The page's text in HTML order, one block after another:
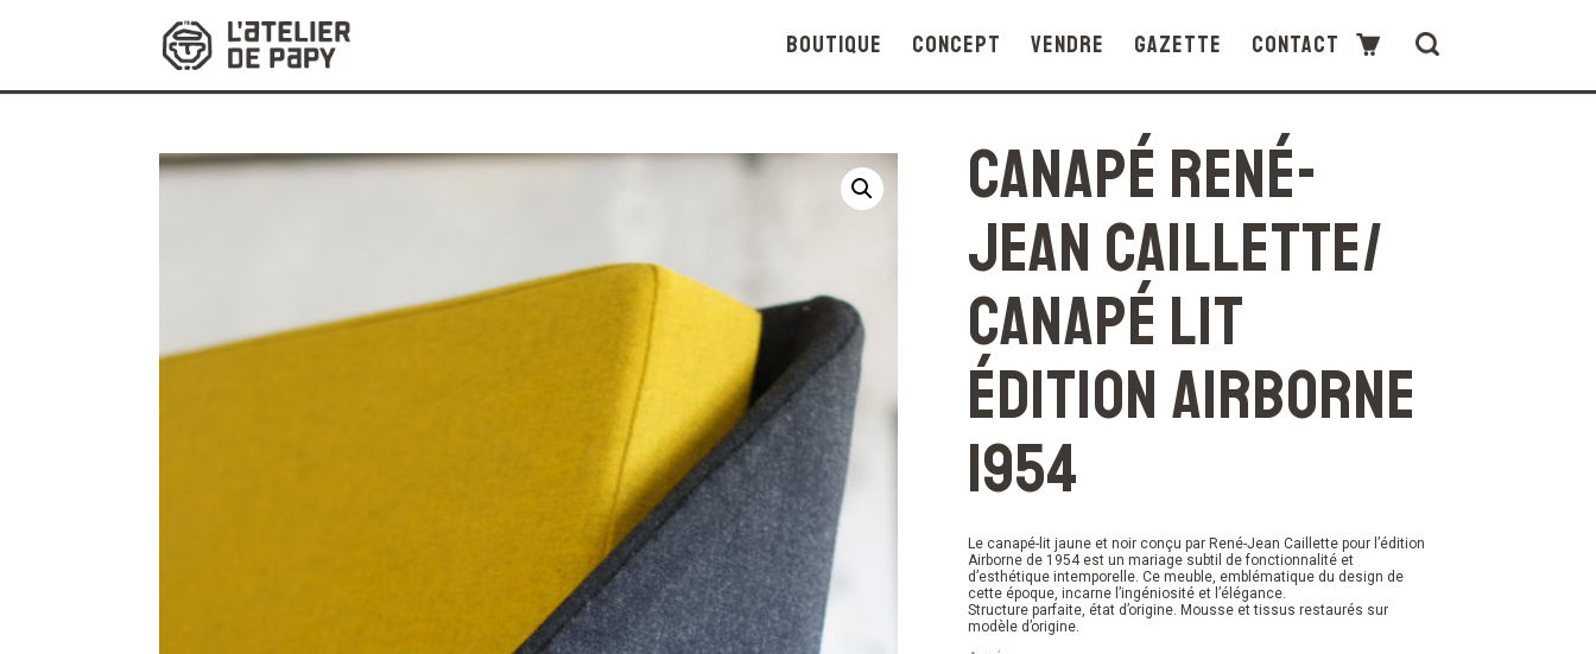
Boutique Concept Vendre Gazette Contact
Canapé René-
Jean Caillette/
canapé lit
édition airborne
1954
Le canapé-lit jaune et noir conçu par René-Jean Caillette pour l’édition
Airborne de 1954 est un mariage subtil de fonctionnalité et
d’esthétique intemporelle. Ce meuble, emblématique du design de
cette époque, incarne l’ingéniosité et l’élégance.
Structure parfaite, état d’origine. Mousse et tissus restaurés sur
modèle d’origine.